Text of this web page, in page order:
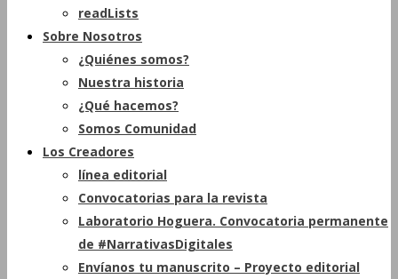
readLists
Sobre Nosotros
¿Quiénes somos?
Nuestra historia
¿Qué hacemos?
Somos Comunidad
Los Creadores
línea editorial
Convocatorias para la revista
Laboratorio Hoguera. Convocatoria permanente
de #NarrativasDigitales
Envíanos tu manuscrito – Proyecto editorial